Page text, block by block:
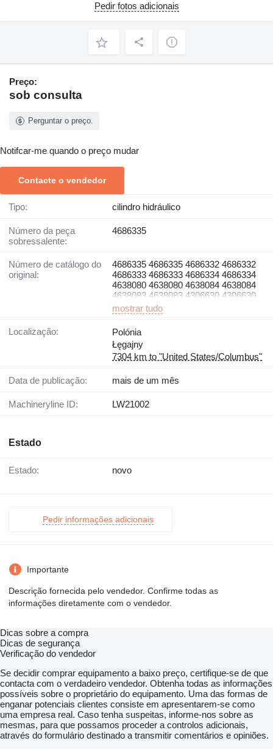
Pedir fotos adicionais
Preço:
sob consulta
Perguntar o preço.
Notifcar-me quando o preço mudar
Contacte o vendedor
Tipo: cilindro hidráulico
Número da peça
sobressalente:
4686335
Número de catálogo do
original:
4686335 4686335 4686332 4686332
4686333 4686333 4686334 4686334
4638080 4638080 4638084 4638084
4638083 4638083 4306630 4306630
mostrar tudo
Localização:
Polónia
Łęgajny
7304 km to "United States/Columbus"
Data de publicação: mais de um mês
Machineryline ID: LW21002
Estado
Estado: novo
Pedir informações adicionais
Importante
Descrição fornecida pelo vendedor. Confirme todas as
informações diretamente com o vendedor.
Dicas sobre a compra
Dicas de segurança
Verificação do vendedor
Se decidir comprar equipamento a baixo preço, certifique-se de que
contacta com o verdadeiro vendedor. Obtenha todas as informações
possíveis sobre o proprietário do equipamento. Uma das formas de
enganar potenciais clientes consiste em apresentarem-se como
uma empresa real. Caso tenha suspeitas, informe-nos sobre as
mesmas, para que possamos proceder a controlos adicionais,
através do formulário destinado a transmitir comentários e opiniões.